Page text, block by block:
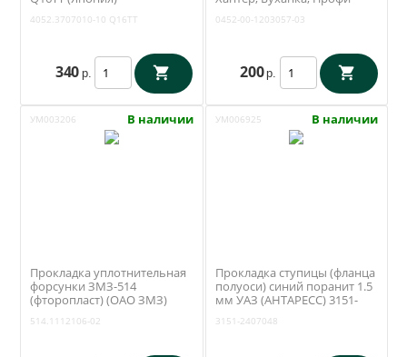
4052.3707010-10 Q16TT
340 р.
0452-00-1203057-03
200 р.
УМ003206 В наличии
Прокладка уплотнительная
форсунки ЗМЗ-514
(фторопласт) (ОАО ЗМЗ)
514.1112106-02
УМ006925 В наличии
Прокладка ступицы (фланца
полуоси) синий поранит 1.5
мм УАЗ (АНТАРЕСС) 3151-
3151-2407048